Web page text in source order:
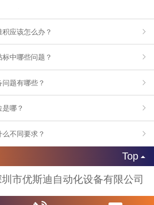
应该怎么办？
中哪些问题？
题有哪些？
哪？
不同要求？
Top
市优斯迪自动化设备有限公司